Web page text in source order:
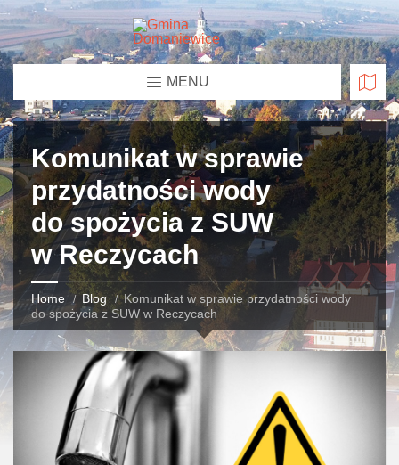
MENU
Komunikat w sprawie
przydatności wody
do spożycia z SUW
w Reczycach
Home Blog
Komunikat w sprawie przydatności wody
do spożycia z SUW w Reczycach